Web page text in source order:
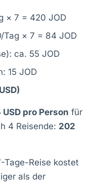
× 7 = 420 JOD
Tag × 7 = 84 JOD
ca. 55 JOD
15 JOD
pro Person für
4 Reisende: 202
Tage-Reise kostet
als der